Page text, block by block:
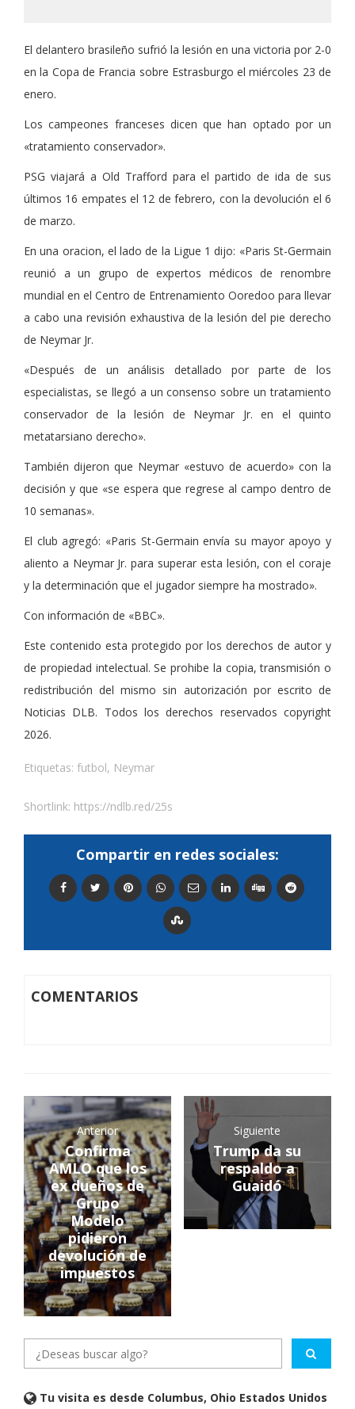
El delantero brasileño sufrió la lesión en una victoria por 2-0
en la Copa de Francia sobre Estrasburgo el miércoles 23 de
enero.
Los campeones franceses dicen que han optado por un
«tratamiento conservador».
PSG viajará a Old Trafford para el partido de ida de sus
últimos 16 empates el 12 de febrero, con la devolución el 6
de marzo.
En una oracion, el lado de la Ligue 1 dijo: «Paris St-Germain
reunió a un grupo de expertos médicos de renombre
mundial en el Centro de Entrenamiento Ooredoo para llevar
a cabo una revisión exhaustiva de la lesión del pie derecho
de Neymar Jr.
«Después de un análisis detallado por parte de los
especialistas, se llegó a un consenso sobre un tratamiento
conservador de la lesión de Neymar Jr. en el quinto
metatarsiano derecho».
También dijeron que Neymar «estuvo de acuerdo» con la
decisión y que «se espera que regrese al campo dentro de
10 semanas».
El club agregó: «Paris St-Germain envía su mayor apoyo y
aliento a Neymar Jr. para superar esta lesión, con el coraje
y la determinación que el jugador siempre ha mostrado».
Con información de «BBC».
Este contenido esta protegido por los derechos de autor y
de propiedad intelectual. Se prohibe la copia, transmisión o
redistribución del mismo sin autorización por escrito de
Noticias DLB. Todos los derechos reservados copyright
2026.
Etiquetas: futbol, Neymar
Shortlink: https://ndlb.red/25s
Compartir en redes sociales:
COMENTARIOS
Anterior
Confirma
AMLO que los
ex dueños de
Grupo
Modelo
pidieron
devolución de
impuestos
Siguiente
Trump da su
respaldo a
Guaidó
Tu visita es desde Columbus, Ohio Estados Unidos